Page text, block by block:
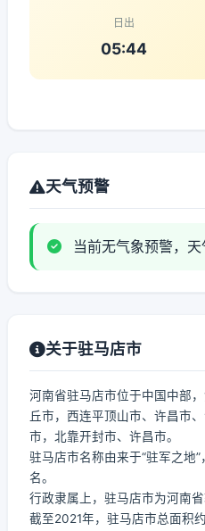
日出
05:44
天气预警
当前无气象预警，天
关于驻马店市
河南省驻马店市位于中国中部
丘市，西连平顶山市、许昌市
市，北靠开封市、许昌市。
驻马店市名称由来于“驻军之地
名。
行政隶属上，驻马店市为河南
截至2021年，驻马店市总面积